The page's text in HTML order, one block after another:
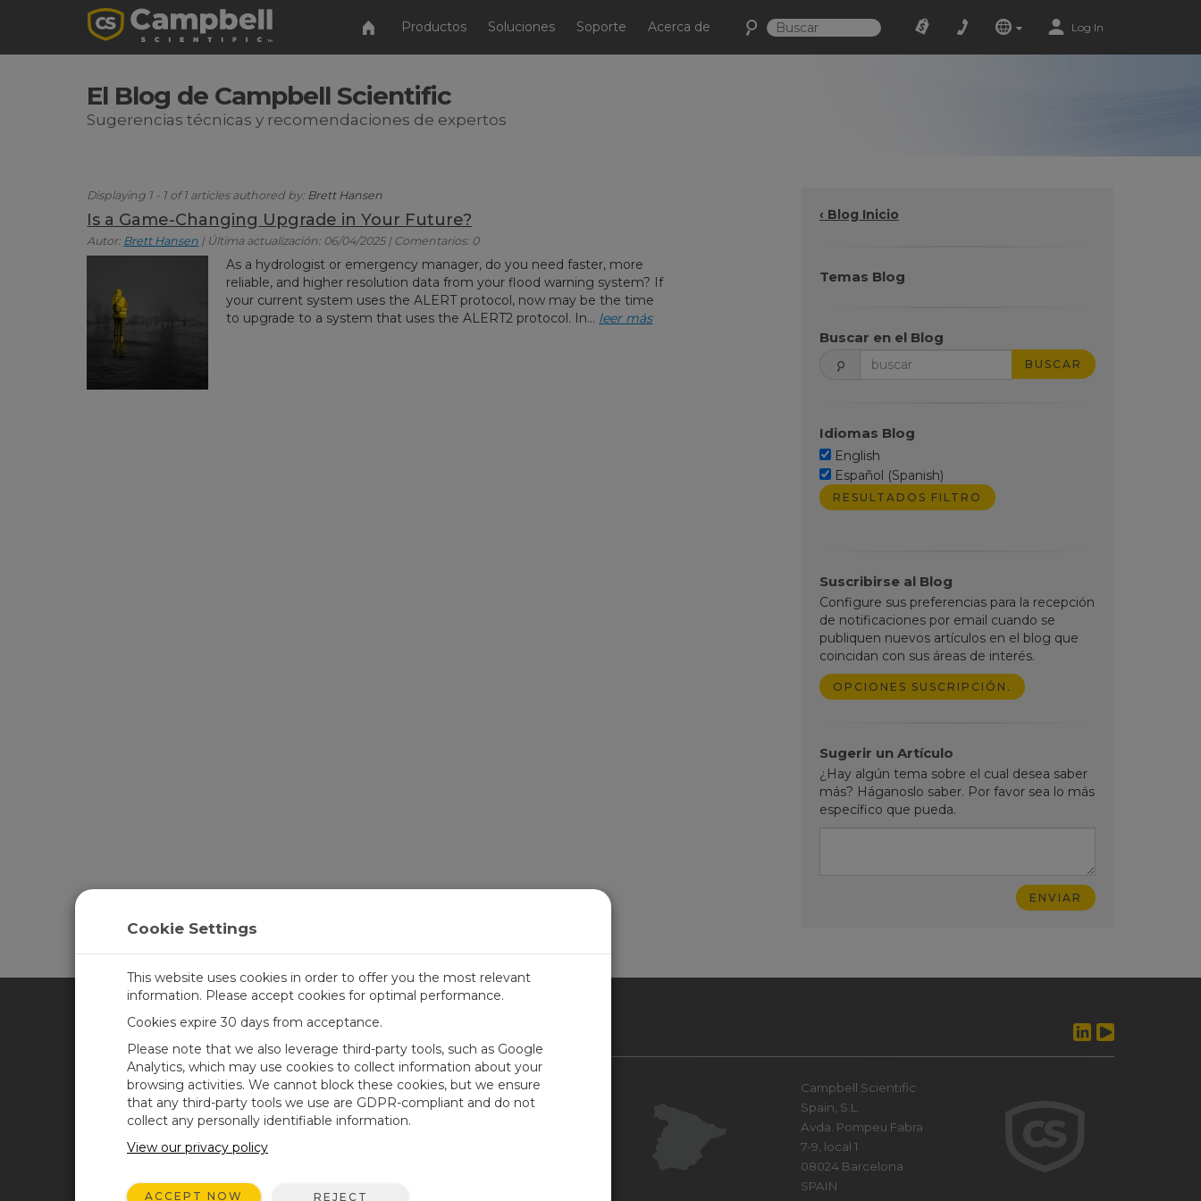
Productos Soluciones Soporte Acerca de Log In
El Blog de Campbell Scientific
Sugerencias técnicas y recomendaciones de expertos
‹ Blog Inicio
Temas Blog
Buscar en el Blog
BUSCAR
Idiomas Blog
English
Español (Spanish)
Suscribirse al Blog
Configure sus preferencias para la recepción
de notificaciones por email cuando se
publiquen nuevos artículos en el blog que
coincidan con sus áreas de interés.
OPCIONES SUSCRIPCIÓN.
Sugerir un Artículo
¿Hay algún tema sobre el cual desea saber
más? Háganoslo saber. Por favor sea lo más
específico que pueda.
Displaying 1 - 1 of 1 articles authored by: Brett Hansen
Is a Game-Changing Upgrade in Your Future?
Autor: Brett Hansen | Última actualización: 06/04/2025 | Comentarios: 0
As a hydrologist or emergency manager, do you need faster, more
reliable, and higher resolution data from your flood warning system? If
your current system uses the ALERT protocol, now may be the time
to upgrade to a system that uses the ALERT2 protocol. In... leer más
CAMPBELL SCIENTIFIC SPAIN
Productos
Soluciones
Noticias
Blog corporativo
Foro usuarios
Contacto
Campbell Scientific
Spain, S.L.
Avda. Pompeu Fabra
7-9, local 1
08024 Barcelona
SPAIN
Cookie Settings
This website uses cookies in order to offer you the most relevant
information. Please accept cookies for optimal performance.
Cookies expire 30 days from acceptance.
Please note that we also leverage third-party tools, such as Google
Analytics, which may use cookies to collect information about your
browsing activities. We cannot block these cookies, but we ensure
that any third-party tools we use are GDPR-compliant and do not
collect any personally identifiable information.
View our privacy policy
ACCEPT NOW REJECT